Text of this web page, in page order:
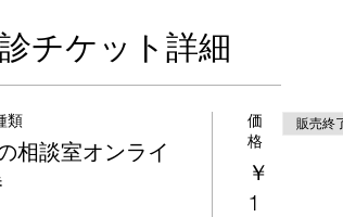
チケット詳細
類
相談室オンライ
価
格
￥
1
販売終